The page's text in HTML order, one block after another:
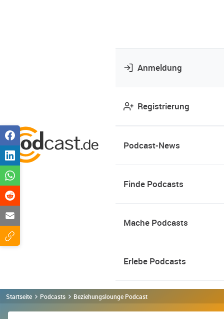
Anmeldung
Registrierung
Podcast-News
Finde Podcasts
Mache Podcasts
Erlebe Podcasts
Startseite Podcasts Beziehungslounge Podcast